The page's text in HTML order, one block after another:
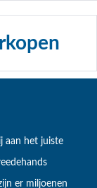
aan het juiste
er miljoenen